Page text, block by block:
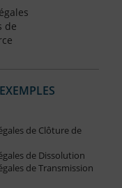
de
de Clôture de
de Dissolution
de Transmission